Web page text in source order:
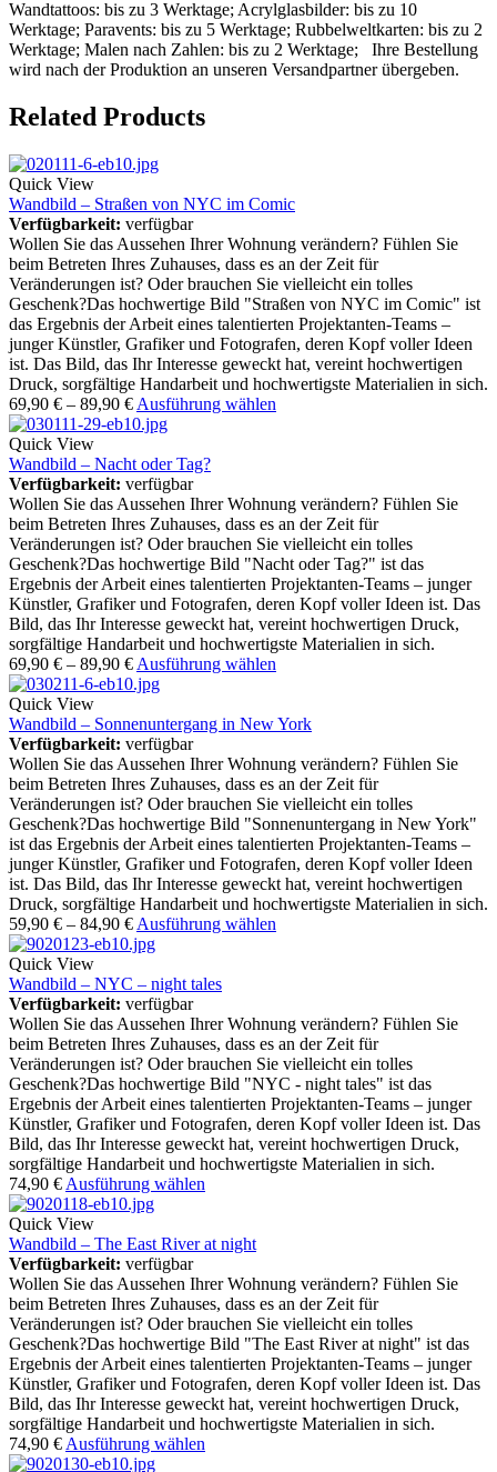
Wandtattoos: bis zu 3 Werktage; Acrylglasbilder: bis zu 10
Werktage; Paravents: bis zu 5 Werktage; Rubbelweltkarten: bis zu 2
Werktage; Malen nach Zahlen: bis zu 2 Werktage; Ihre Bestellung
wird nach der Produktion an unseren Versandpartner übergeben.
Related Products
Quick View
Wandbild – Straßen von NYC im Comic
Verfügbarkeit: verfügbar
Wollen Sie das Aussehen Ihrer Wohnung verändern? Fühlen Sie
beim Betreten Ihres Zuhauses, dass es an der Zeit für
Veränderungen ist? Oder brauchen Sie vielleicht ein tolles
Geschenk?Das hochwertige Bild "Straßen von NYC im Comic" ist
das Ergebnis der Arbeit eines talentierten Projektanten-Teams –
junger Künstler, Grafiker und Fotografen, deren Kopf voller Ideen
ist. Das Bild, das Ihr Interesse geweckt hat, vereint hochwertigen
Druck, sorgfältige Handarbeit und hochwertigste Materialien in sich.
69,90 € – 89,90 € Ausführung wählen
Quick View
Wandbild – Nacht oder Tag?
Verfügbarkeit: verfügbar
Wollen Sie das Aussehen Ihrer Wohnung verändern? Fühlen Sie
beim Betreten Ihres Zuhauses, dass es an der Zeit für
Veränderungen ist? Oder brauchen Sie vielleicht ein tolles
Geschenk?Das hochwertige Bild "Nacht oder Tag?" ist das
Ergebnis der Arbeit eines talentierten Projektanten-Teams – junger
Künstler, Grafiker und Fotografen, deren Kopf voller Ideen ist. Das
Bild, das Ihr Interesse geweckt hat, vereint hochwertigen Druck,
sorgfältige Handarbeit und hochwertigste Materialien in sich.
69,90 € – 89,90 € Ausführung wählen
Quick View
Wandbild – Sonnenuntergang in New York
Verfügbarkeit: verfügbar
Wollen Sie das Aussehen Ihrer Wohnung verändern? Fühlen Sie
beim Betreten Ihres Zuhauses, dass es an der Zeit für
Veränderungen ist? Oder brauchen Sie vielleicht ein tolles
Geschenk?Das hochwertige Bild "Sonnenuntergang in New York"
ist das Ergebnis der Arbeit eines talentierten Projektanten-Teams –
junger Künstler, Grafiker und Fotografen, deren Kopf voller Ideen
ist. Das Bild, das Ihr Interesse geweckt hat, vereint hochwertigen
Druck, sorgfältige Handarbeit und hochwertigste Materialien in sich.
59,90 € – 84,90 € Ausführung wählen
Quick View
Wandbild – NYC – night tales
Verfügbarkeit: verfügbar
Wollen Sie das Aussehen Ihrer Wohnung verändern? Fühlen Sie
beim Betreten Ihres Zuhauses, dass es an der Zeit für
Veränderungen ist? Oder brauchen Sie vielleicht ein tolles
Geschenk?Das hochwertige Bild "NYC - night tales" ist das
Ergebnis der Arbeit eines talentierten Projektanten-Teams – junger
Künstler, Grafiker und Fotografen, deren Kopf voller Ideen ist. Das
Bild, das Ihr Interesse geweckt hat, vereint hochwertigen Druck,
sorgfältige Handarbeit und hochwertigste Materialien in sich.
74,90 € Ausführung wählen
Quick View
Wandbild – The East River at night
Verfügbarkeit: verfügbar
Wollen Sie das Aussehen Ihrer Wohnung verändern? Fühlen Sie
beim Betreten Ihres Zuhauses, dass es an der Zeit für
Veränderungen ist? Oder brauchen Sie vielleicht ein tolles
Geschenk?Das hochwertige Bild "The East River at night" ist das
Ergebnis der Arbeit eines talentierten Projektanten-Teams – junger
Künstler, Grafiker und Fotografen, deren Kopf voller Ideen ist. Das
Bild, das Ihr Interesse geweckt hat, vereint hochwertigen Druck,
sorgfältige Handarbeit und hochwertigste Materialien in sich.
74,90 € Ausführung wählen